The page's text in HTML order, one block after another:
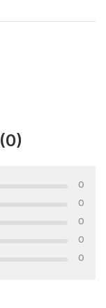
(0)
0
0
0
0
0